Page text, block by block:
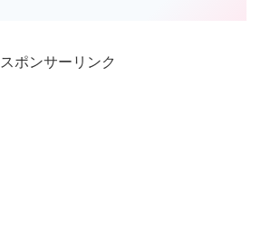
スポンサーリンク